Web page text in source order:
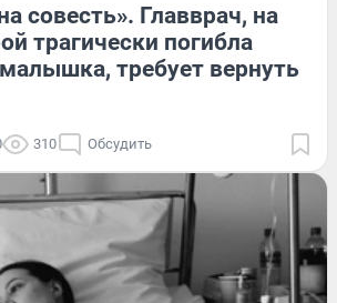
совесть». Главврач, на
трагически погибла
требует вернуть
310 Обсудить